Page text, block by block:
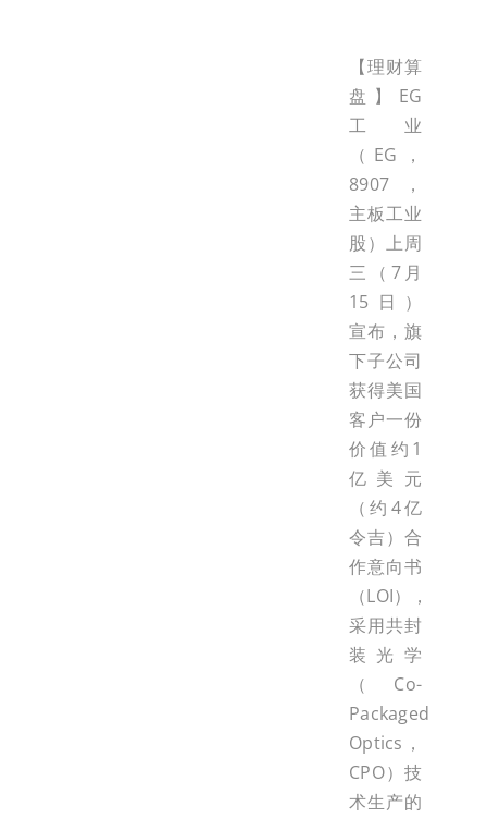
【理财算
盘】EG
工业
（EG，
8907，
主板工业
股）上周
三（7月
15日）
宣布，旗
下子公司
获得美国
客户一份
价值约1
亿美元
（约4亿
令吉）合
作意向书
（LOI），
采用共封
装光学
（Co-
Packaged
Optics，
CPO）技
术生产的